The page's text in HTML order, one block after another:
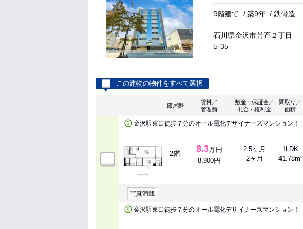
9階建て /築9年 /鉄骨造
石川県金沢市芳斉２丁目
5-35
この建物の物件をすべて選択
部屋階
賃料／
管理費
敷金・保証金／
礼金・権利金
間取り／
面積
金沢駅東口徒歩７分のオール電化デザイナーズマンション！
2階 8.3万円
8,900円
2.5ヶ月
2ヶ月
1LDK
41.78m²
写真満載
金沢駅東口徒歩７分のオール電化デザイナーズマンション！